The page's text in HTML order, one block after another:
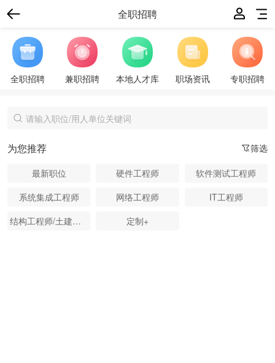
全职招聘
全职招聘 兼职招聘 本地人才库 职场资讯 专职招聘
筛选
为您推荐
最新职位 硬件工程师
软件测试工程师
系统集成工程师
网络工程师
IT工程师
结构工程师/土建工程师
定制+